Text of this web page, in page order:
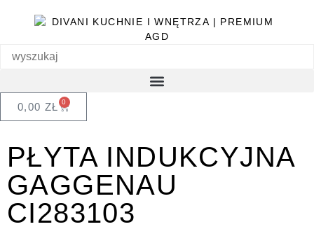
0,00 ZŁ 0
PŁYTA INDUKCYJNA
GAGGENAU
CI283103